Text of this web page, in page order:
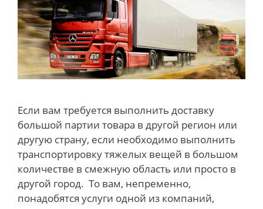
Если вам требуется выполнить доставку
большой партии товара в другой регион или
другую страну, если необходимо выполнить
транспортировку тяжелых вещей в большом
количестве в смежную область или просто в
другой город. То вам, непременно,
понадобятся услуги одной из компаний,